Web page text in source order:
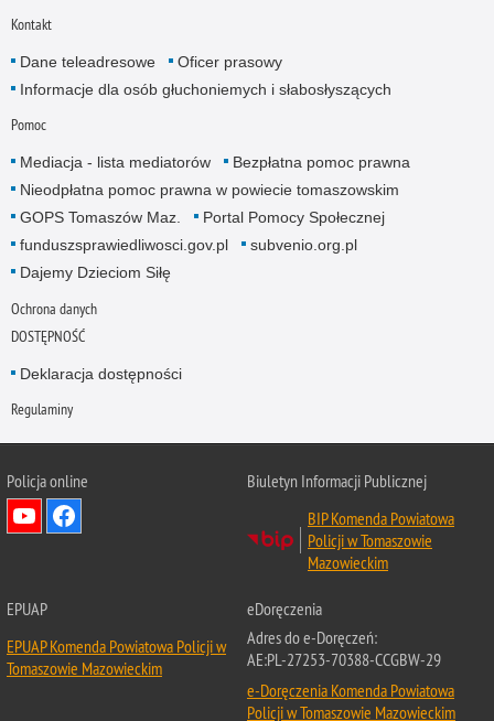
Kontakt
Dane teleadresowe
Oficer prasowy
Informacje dla osób głuchoniemych i słabosłyszących
Pomoc
Mediacja - lista mediatorów
Bezpłatna pomoc prawna
Nieodpłatna pomoc prawna w powiecie tomaszowskim
GOPS Tomaszów Maz.
Portal Pomocy Społecznej
funduszsprawiedliwosci.gov.pl
subvenio.org.pl
Dajemy Dzieciom Siłę
Ochrona danych
DOSTĘPNOŚĆ
Deklaracja dostępności
Regulaminy
Policja online
Biuletyn Informacji Publicznej
BIP Komenda Powiatowa
Policji w Tomaszowie
Mazowieckim
EPUAP
EPUAP Komenda Powiatowa Policji w
Tomaszowie Mazowieckim
eDoręczenia
Adres do e-Doręczeń:
AE:PL-27253-70388-CCGBW-29
e-Doręczenia Komenda Powiatowa
Policji w Tomaszowie Mazowieckim